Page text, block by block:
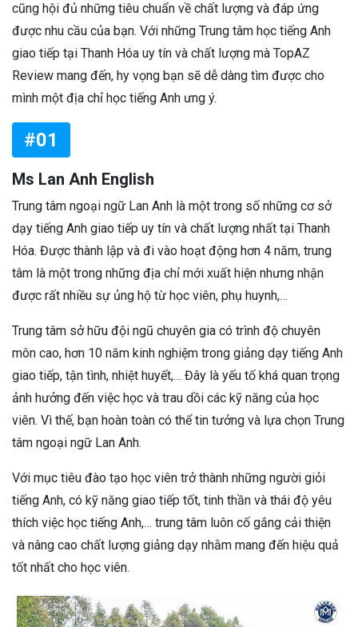
cũng hội đủ những tiêu chuẩn về chất lượng và đáp ứng
được nhu cầu của bạn. Với những Trung tâm học tiếng Anh
giao tiếp tại Thanh Hóa uy tín và chất lượng mà TopAZ
Review mang đến, hy vọng bạn sẽ dễ dàng tìm được cho
mình một địa chỉ học tiếng Anh ưng ý.
#01
Ms Lan Anh English
Trung tâm ngoại ngữ Lan Anh là một trong số những cơ sở
dạy tiếng Anh giao tiếp uy tín và chất lượng nhất tại Thanh
Hóa. Được thành lập và đi vào hoạt động hơn 4 năm, trung
tâm là một trong những địa chỉ mới xuất hiện nhưng nhận
được rất nhiều sự ủng hộ từ học viên, phụ huynh,…
Trung tâm sở hữu đội ngũ chuyên gia có trình độ chuyên
môn cao, hơn 10 năm kinh nghiệm trong giảng dạy tiếng Anh
giao tiếp, tận tình, nhiệt huyết,… Đây là yếu tố khá quan trọng
ảnh hưởng đến việc học và trau dồi các kỹ năng của học
viên. Vì thế, bạn hoàn toàn có thể tin tưởng và lựa chọn Trung
tâm ngoại ngữ Lan Anh.
Với mục tiêu đào tạo học viên trở thành những người giỏi
tiếng Anh, có kỹ năng giao tiếp tốt, tinh thần và thái độ yêu
thích việc học tiếng Anh,… trung tâm luôn cố gắng cải thiện
và nâng cao chất lượng giảng dạy nhằm mang đến hiệu quả
tốt nhất cho học viên.